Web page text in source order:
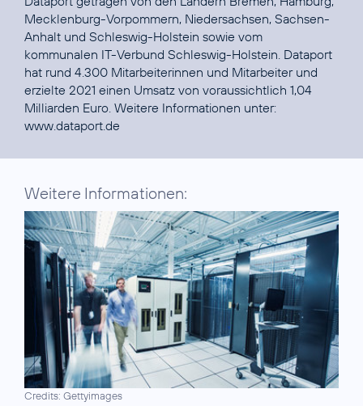
Mecklenburg-Vorpommern, Niedersachsen, Sachsen-
Anhalt und Schleswig-Holstein sowie vom
kommunalen IT-Verbund Schleswig-Holstein. Dataport
hat rund 4.300 Mitarbeiterinnen und Mitarbeiter und
erzielte 2021 einen Umsatz von voraussichtlich 1,04
Milliarden Euro. Weitere Informationen unter:
www.dataport.de
Weitere Informationen:
Credits: Gettyimages